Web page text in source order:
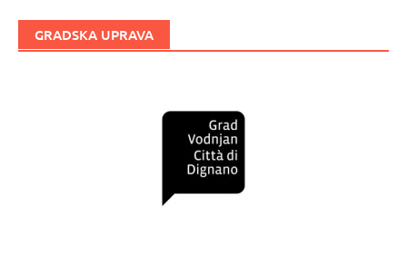
GRADSKA UPRAVA